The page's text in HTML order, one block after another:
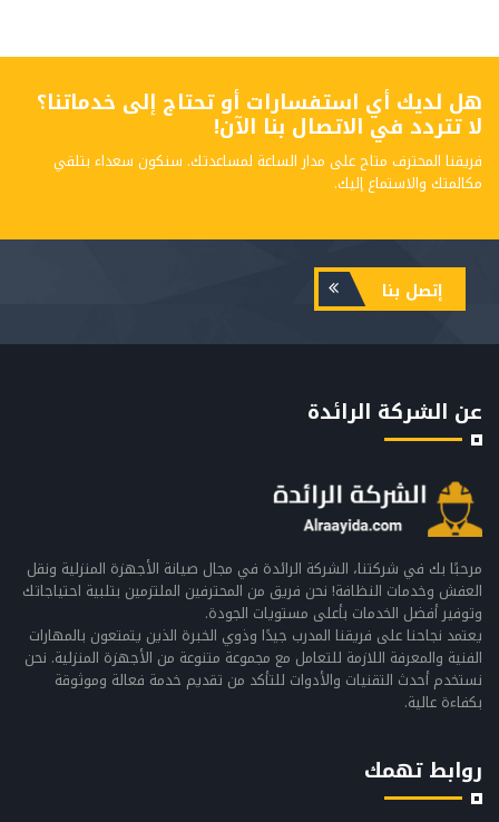
هل لديك أي استفسارات أو تحتاج إلى خدماتنا؟
لا تتردد في الاتصال بنا الآن!
فريقنا المحترف متاح على مدار الساعة لمساعدتك. سنكون سعداء بتلقي
مكالمتك والاستماع إليك.
إتصل بنا
عن الشركة الرائدة
مرحبًا بك في شركتنا، الشركة الرائدة في مجال صيانة الأجهزة المنزلية ونقل
العفش وخدمات النظافة! نحن فريق من المحترفين الملتزمين بتلبية احتياجاتك
وتوفير أفضل الخدمات بأعلى مستويات الجودة.
يعتمد نجاحنا على فريقنا المدرب جيدًا وذوي الخبرة الذين يتمتعون بالمهارات
الفنية والمعرفة اللازمة للتعامل مع مجموعة متنوعة من الأجهزة المنزلية. نحن
نستخدم أحدث التقنيات والأدوات للتأكد من تقديم خدمة فعالة وموثوقة
بكفاءة عالية.
روابط تهمك